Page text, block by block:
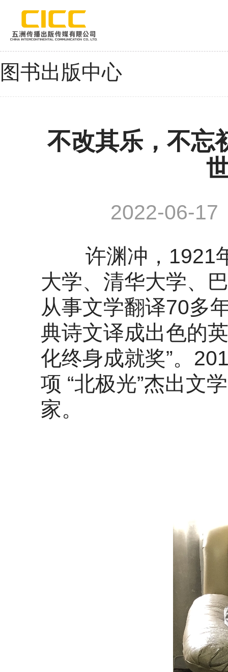
图书出版中心
不改其乐，不忘
2022-06-17
许渊冲，1921年
大学、清华大学、
从事文学翻译70多
典诗文译成出色的
化终身成就奖”。
项 “北极光”杰出文
家。